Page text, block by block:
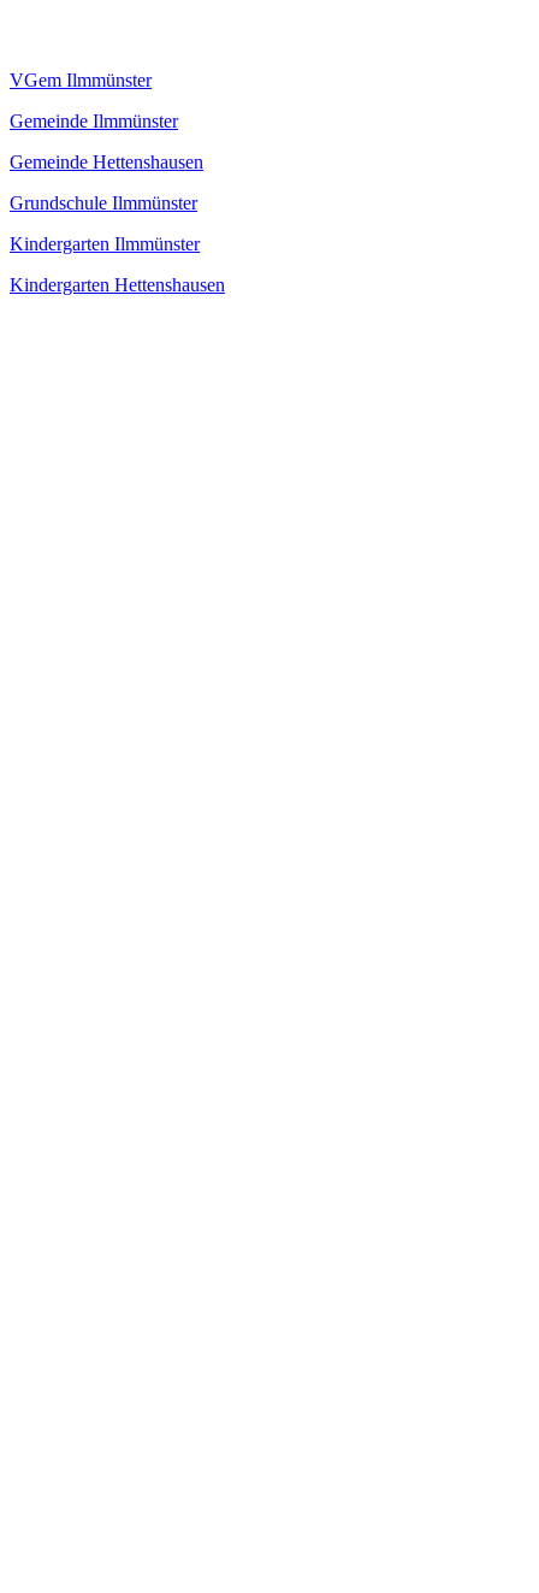
VGem Ilmmünster
Gemeinde Ilmmünster
Gemeinde Hettenshausen
Grundschule Ilmmünster
Kindergarten Ilmmünster
Kindergarten Hettenshausen